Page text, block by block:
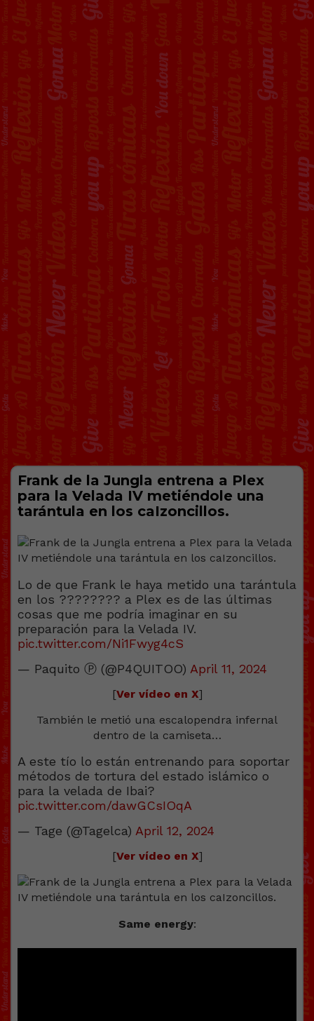
Frank de la Jungla entrena a Plex
para la Velada IV metiéndole una
tarántula en los caIzoncillos.
Lo de que Frank le haya metido una tarántula
en los ???????? a Plex es de las últimas
cosas que me podría imaginar en su
preparación para la Velada IV.
pic.twitter.com/Ni1Fwyg4cS
— Paquito Ⓟ (@P4QUITOO) April 11, 2024
[Ver vídeo en X]
También le metió una escalopendra infernal
dentro de la camiseta…
A este tío lo están entrenando para soportar
métodos de tortura del estado islámico o
para la velada de Ibai?
pic.twitter.com/dawGCsIOqA
— Tage (@Tagelca) April 12, 2024
[Ver vídeo en X]
Same energy: